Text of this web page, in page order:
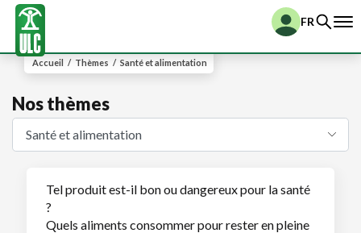
FR
Accueil / Thèmes / Santé et alimentation
Nos thèmes
Tel produit est-il bon ou dangereux pour la santé
?
Quels aliments consommer pour rester en pleine